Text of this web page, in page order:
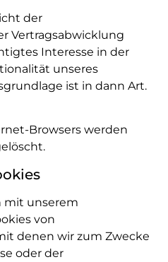
der
Vertragsabwicklung
Interesse in der
unseres
ist in dann Art.
Browsers werden
mit unserem
von
denen wir zum Zwecke
oder der